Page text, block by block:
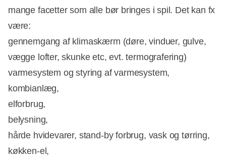
mange facetter som alle bør bringes i spil. Det kan fx
være:
gennemgang af klimaskærm (døre, vinduer, gulve,
vægge lofter, skunke etc, evt. termografering)
varmesystem og styring af varmesystem,
kombianlæg,
elforbrug,
belysning,
hårde hvidevarer, stand-by forbrug, vask og tørring,
køkken-el,